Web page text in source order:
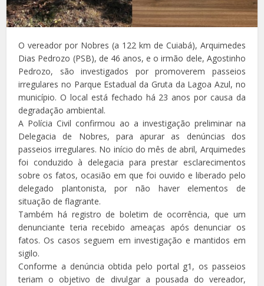
O vereador por Nobres (a 122 km de Cuiabá), Arquimedes
Dias Pedrozo (PSB), de 46 anos, e o irmão dele, Agostinho
Pedrozo, são investigados por promoverem passeios
irregulares no Parque Estadual da Gruta da Lagoa Azul, no
município. O local está fechado há 23 anos por causa da
degradação ambiental.
A Polícia Civil confirmou ao a investigação preliminar na
Delegacia de Nobres, para apurar as denúncias dos
passeios irregulares. No início do mês de abril, Arquimedes
foi conduzido à delegacia para prestar esclarecimentos
sobre os fatos, ocasião em que foi ouvido e liberado pelo
delegado plantonista, por não haver elementos de
situação de flagrante.
Também há registro de boletim de ocorrência, que um
denunciante teria recebido ameaças após denunciar os
fatos. Os casos seguem em investigação e mantidos em
sigilo.
Conforme a denúncia obtida pelo portal g1, os passeios
teriam o objetivo de divulgar a pousada do vereador,